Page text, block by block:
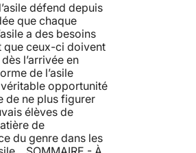
défend depuis
que chaque
a des besoins
que ceux-ci doivent
l’arrivée en
de l’asile
opportunité
de ne plus figurer
élèves de
de
du genre dans les